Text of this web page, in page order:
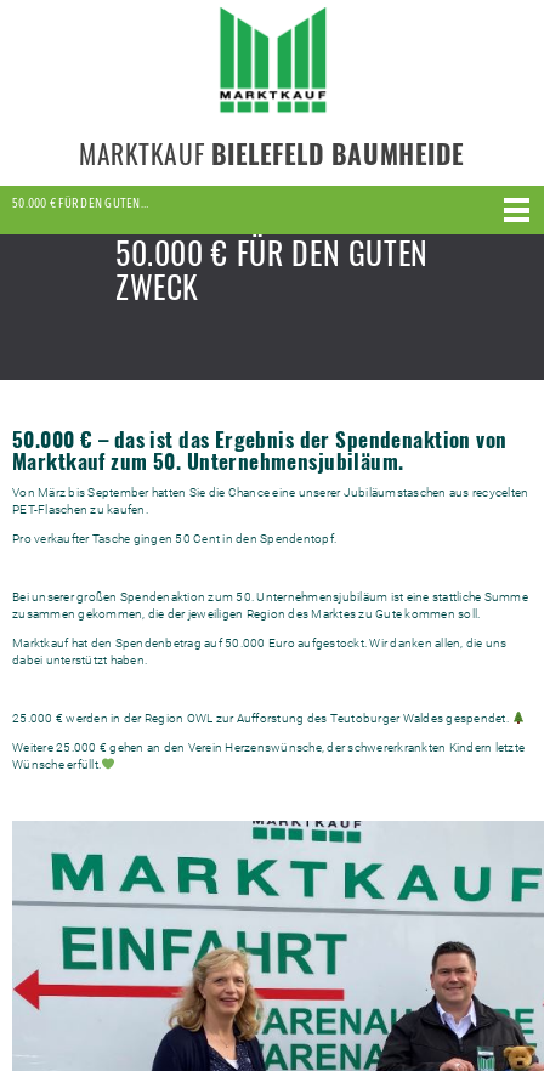
MARKTKAUF BIELEFELD BAUMHEIDE
50.000 € FÜR DEN GUTEN…
50.000 € FÜR DEN GUTEN
ZWECK
50.000 € – das ist das Ergebnis der Spendenaktion von
Marktkauf zum 50. Unternehmensjubiläum.
Von März bis September hatten Sie die Chance eine unserer Jubiläumstaschen aus recycelten
PET-Flaschen zu kaufen.
Pro verkaufter Tasche gingen 50 Cent in den Spendentopf.
Bei unserer großen Spendenaktion zum 50. Unternehmensjubiläum ist eine stattliche Summe
zusammen gekommen, die der jeweiligen Region des Marktes zu Gute kommen soll.
Marktkauf hat den Spendenbetrag auf 50.000 Euro aufgestockt. Wir danken allen, die uns
dabei unterstützt haben.
25.000 € werden in der Region OWL zur Aufforstung des Teutoburger Waldes gespendet.
Weitere 25.000 € gehen an den Verein Herzenswünsche, der schwererkrankten Kindern letzte
Wünsche erfüllt.